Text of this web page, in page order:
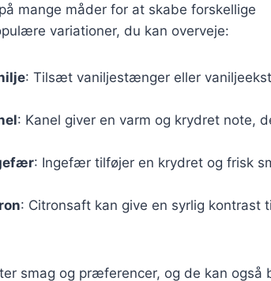
mange måder for at skabe forskellige
variationer, du kan overveje:
: Tilsæt vaniljestænger eller
: Kanel giver en varm og krydret note,
: Ingefær tilføjer en krydret og frisk
: Citronsaft kan give en syrlig kontrast
smag og præferencer, og de kan også